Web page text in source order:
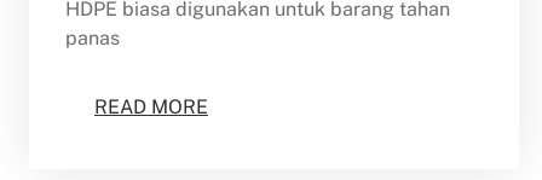
HDPE biasa digunakan untuk barang tahan
panas
READ MORE